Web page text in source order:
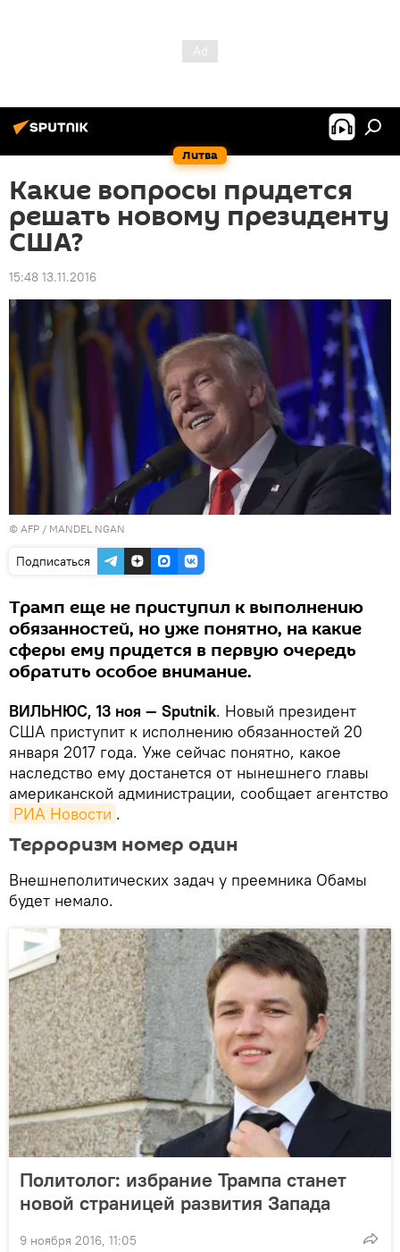
Литва
Какие вопросы придется
решать новому президенту
США?
15:48 13.11.2016
© AFP / MANDEL NGAN
Подписаться
Трамп еще не приступил к выполнению
обязанностей, но уже понятно, на какие
сферы ему придется в первую очередь
обратить особое внимание.
ВИЛЬНЮС, 13 ноя — Sputnik. Новый президент
США приступит к исполнению обязанностей 20
января 2017 года. Уже сейчас понятно, какое
наследство ему достанется от нынешнего главы
американской администрации, сообщает агентство
РИА Новости .
Терроризм номер один
Внешнеполитических задач у преемника Обамы
будет немало.
Политолог: избрание Трампа станет
новой страницей развития Запада
9 ноября 2016, 11:05